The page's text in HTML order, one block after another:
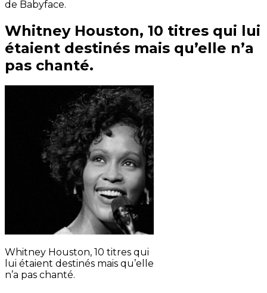
de Babyface.
Whitney Houston, 10 titres qui lui
étaient destinés mais qu’elle n’a
pas chanté.
Whitney Houston, 10 titres qui
lui étaient destinés mais qu’elle
n’a pas chanté.